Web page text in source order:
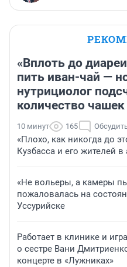
«Вплоть до
пить иван-чай —
нутрициолог
количество чашек
10 минут 165
«Плохо, как никогда до
Кузбасса и его жителей в
«Не вольеры, а камеры
пожаловалась на
Уссурийске
Работает в клинике и
о сестре Вани
концерте в «Лужниках»